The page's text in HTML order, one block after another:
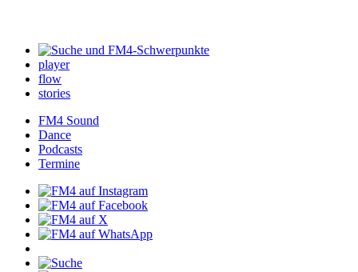
player
flow
stories
FM4Sound
Dance
Podcasts
Termine